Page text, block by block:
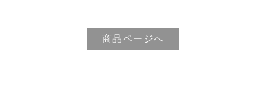
商品ページへ